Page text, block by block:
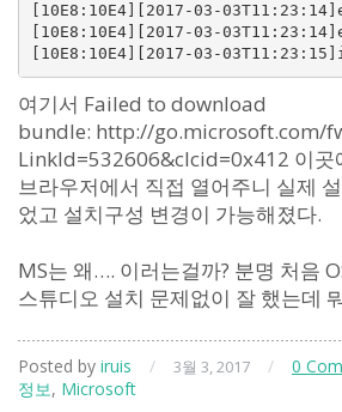
[10E8:10E4][2017-03-
[10E8:10E4][2017-03-
[10E8:10E4][2017-03-
여기서 Failed to download
bundle: http://go.microsoft.com/
LinkId=532606&clcid=0x412 이곳
브라우저에서 직접 열어주니 실제
었고 설치구성 변경이 가능해졌다.
MS는 왜…. 이러는걸까? 분명 처음
스튜디오 설치 문제없이 잘 했는데
Posted by iruis / 3월 3, 2017 / 0
정보, Microsoft